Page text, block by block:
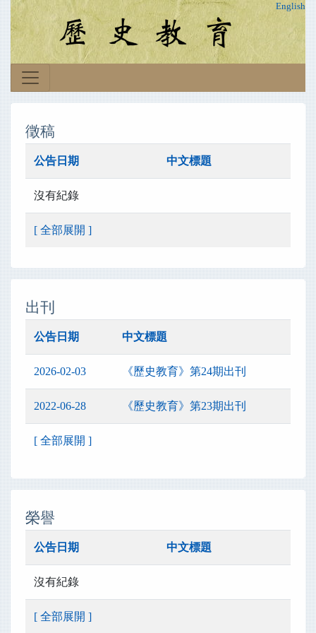
English
徵稿
公告日期 中文標題
沒有紀錄
[ 全部展開 ]
出刊
公告日期 中文標題
2026-02-03 《歷史教育》第24期出刊
2022-06-28 《歷史教育》第23期出刊
[ 全部展開 ]
榮譽
公告日期 中文標題
沒有紀錄
[ 全部展開 ]